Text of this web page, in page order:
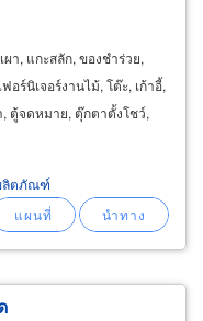
า, แกะสลัก, ของชำร่วย,
อร์นิเจอร์งานไม้, โต๊ะ, เก้าอี้,
ตู้จดหมาย, ตุ๊กตาตั้งโชว์,
ลิตภัณฑ์